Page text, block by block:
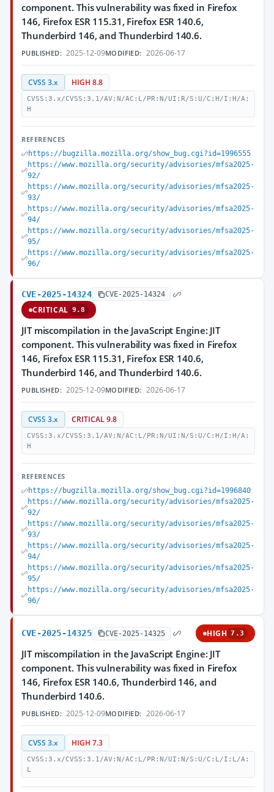
component. This vulnerability was fixed in Firefox
146, Firefox ESR 115.31, Firefox ESR 140.6,
Thunderbird 146, and Thunderbird 140.6.
PUBLISHED: 2025-12-09MODIFIED: 2026-06-17
CVSS 3.x HIGH 8.8
CVSS:3.x/CVSS:3.1/AV:N/AC:L/PR:N/UI:R/S:U/C:H/I:H/A:
H
REFERENCES
https://bugzilla.mozilla.org/show_bug.cgi?id=1996555
https://www.mozilla.org/security/advisories/mfsa2025-
92/
https://www.mozilla.org/security/advisories/mfsa2025-
93/
https://www.mozilla.org/security/advisories/mfsa2025-
94/
https://www.mozilla.org/security/advisories/mfsa2025-
95/
https://www.mozilla.org/security/advisories/mfsa2025-
96/
CVE-2025-14324 CVE-2025-14324
CRITICAL 9.8
JIT miscompilation in the JavaScript Engine: JIT
component. This vulnerability was fixed in Firefox
146, Firefox ESR 115.31, Firefox ESR 140.6,
Thunderbird 146, and Thunderbird 140.6.
PUBLISHED: 2025-12-09MODIFIED: 2026-06-17
CVSS 3.x CRITICAL 9.8
CVSS:3.x/CVSS:3.1/AV:N/AC:L/PR:N/UI:N/S:U/C:H/I:H/A:
H
REFERENCES
https://bugzilla.mozilla.org/show_bug.cgi?id=1996840
https://www.mozilla.org/security/advisories/mfsa2025-
92/
https://www.mozilla.org/security/advisories/mfsa2025-
93/
https://www.mozilla.org/security/advisories/mfsa2025-
94/
https://www.mozilla.org/security/advisories/mfsa2025-
95/
https://www.mozilla.org/security/advisories/mfsa2025-
96/
CVE-2025-14325 CVE-2025-14325 HIGH 7.3
JIT miscompilation in the JavaScript Engine: JIT
component. This vulnerability was fixed in Firefox
146, Firefox ESR 140.6, Thunderbird 146, and
Thunderbird 140.6.
PUBLISHED: 2025-12-09MODIFIED: 2026-06-17
CVSS 3.x HIGH 7.3
CVSS:3.x/CVSS:3.1/AV:N/AC:L/PR:N/UI:N/S:U/C:L/I:L/A:
L